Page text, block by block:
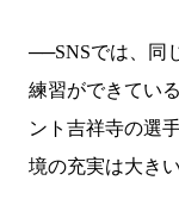
──SNSでは、同
練習ができてい
ント吉祥寺の選
境の充実は大き